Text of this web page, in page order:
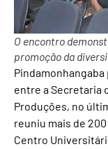
O encontro
promoção da
entre a Secretaria
Produções, no
reuniu mais de
Centro